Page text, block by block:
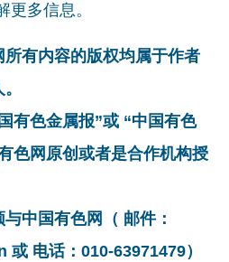
更多信息。
有内容的版权均属于作者
有色金属报”或 “中国有色
色网原创或者是合作机构授
中国有色网（ 邮件：
电话：010-63971479）